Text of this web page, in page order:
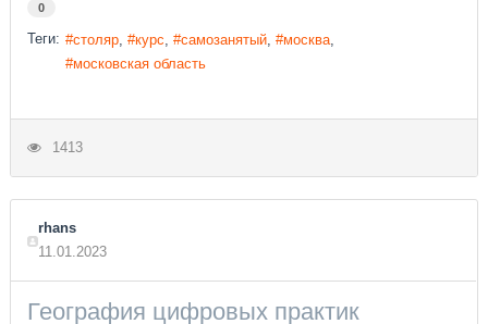
0
Теги: столяр курс самозанятый
москва
московская область
1413
rhans
11.01.2023
География цифровых практик